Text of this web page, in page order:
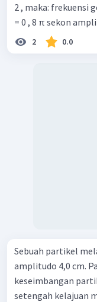
2 , maka: frekuensi getarnya = π 1 , 25 ​ Hz periode getarnya
= 0 , 8 π
2 0.0
Sebuah partikel
amplitudo 4,0 cm.
keseimbangan
setengah kelajuan